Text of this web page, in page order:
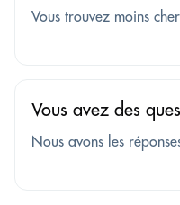
Vous trouvez moins
Vous avez des
Nous avons les